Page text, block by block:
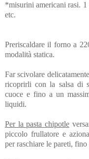
*misurini americani rasi.
etc.
Preriscaldare il forno a
modalità statica.
Far scivolare
ricoprirli con la salsa di
cuoce e fino a un
liquidi.
Per la pasta chipotle
piccolo frullatore e
per raschiare le pareti, fino